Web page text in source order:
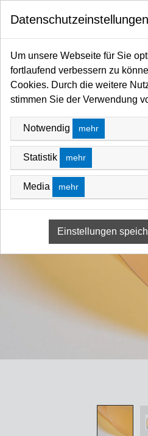
Startseite Filter / Farbfilter Farbfilter
Datenschutzeinstellungen
Um unsere Webseite für Sie
fortlaufend verbessern zu
Cookies. Durch die weitere
stimmen Sie der Verwendung
Notwendig mehr
Statistik mehr
Media mehr